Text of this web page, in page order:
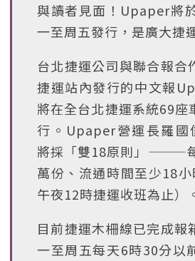
與讀者見面！Upaper將
一至周五發行，是廣大捷
台北捷運公司與聯合報合
捷運站內發行的中文報
將在全台北捷運系統69座
行。Upaper營運長羅
將採「雙18原則」———
萬份、流通時間至少18
午夜12時捷運收班為止）
目前捷運木柵線已完成報
一至周五每天6時30分以